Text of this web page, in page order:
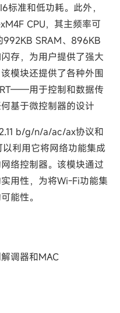
标准和低功耗。此外，
CPU，其主频率可
SRAM、896KB
存，为用户提供了强大
模块还提供了各种外围
用于控制和数据传
基于微控制器的设计
b/g/n/a/ac/ax协议和
利用它将网络功能集成
络控制器。该模块通过
用性，为将Wi-Fi功能集
能性。
调器和MAC